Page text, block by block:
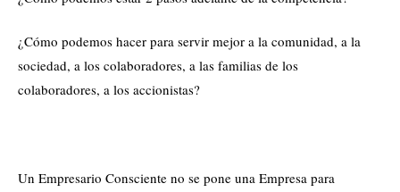
¿Cómo podemos hacer para servir mejor a la comunidad, a la
sociedad, a los colaboradores, a las familias de los
colaboradores, a los accionistas?
Un Empresario Consciente no se pone una Empresa para